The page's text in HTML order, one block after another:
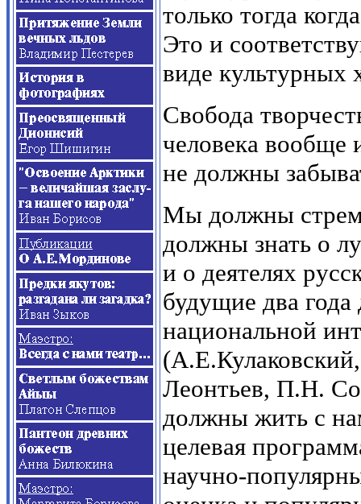
только тогда
Это и
виде культурных
Свобода
человека вообще
не должны
Мы должны
должны знать о
и о деятелях
будущие два
национальной
Леонтьев, П.Н.
должны жить с
целевая
научно-